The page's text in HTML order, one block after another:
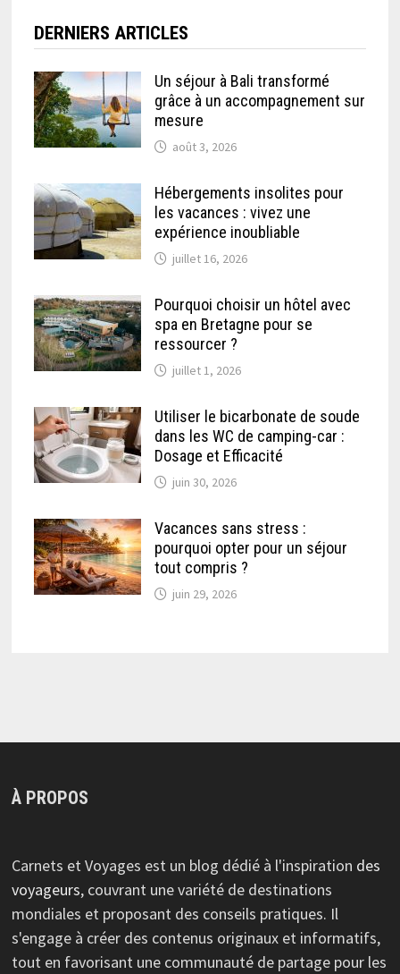
DERNIERS ARTICLES
Un séjour à Bali transformé
grâce à un accompagnement sur
mesure
août 3, 2026
Hébergements insolites pour
les vacances : vivez une
expérience inoubliable
juillet 16, 2026
Pourquoi choisir un hôtel avec
spa en Bretagne pour se
ressourcer ?
juillet 1, 2026
Utiliser le bicarbonate de soude
dans les WC de camping-car :
Dosage et Efficacité
juin 30, 2026
Vacances sans stress :
pourquoi opter pour un séjour
tout compris ?
juin 29, 2026
À PROPOS
Carnets et Voyages est un blog dédié à l'inspiration des
voyageurs, couvrant une variété de destinations
mondiales et proposant des conseils pratiques. Il
s'engage à créer des contenus originaux et informatifs,
tout en favorisant une communauté de partage pour les